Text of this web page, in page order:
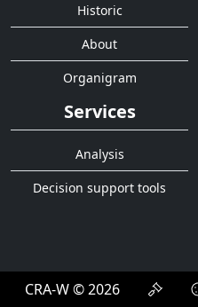
Historic
About
Organigram
Services
Analysis
Decision support tools
CRA-W © 2026